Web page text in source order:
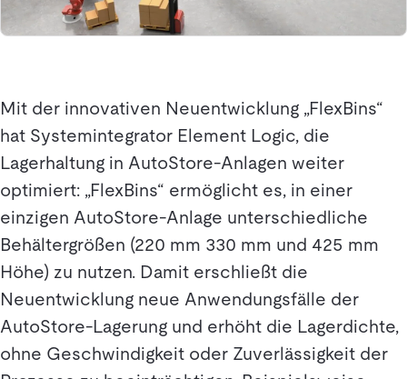
Mit der innovativen Neuentwicklung „FlexBins“
hat Systemintegrator Element Logic, die
Lagerhaltung in AutoStore-Anlagen weiter
optimiert: „FlexBins“ ermöglicht es, in einer
einzigen AutoStore-Anlage unterschiedliche
Behältergrößen (220 mm 330 mm und 425 mm
Höhe) zu nutzen. Damit erschließt die
Neuentwicklung neue Anwendungsfälle der
AutoStore-Lagerung und erhöht die Lagerdichte,
ohne Geschwindigkeit oder Zuverlässigkeit der